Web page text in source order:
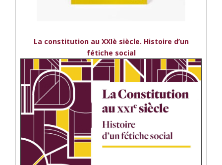
La constitution au XXIè siècle. Histoire d’un
fétiche social